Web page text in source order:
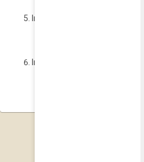
Informacja o prawie wstępu
Możliwość wstępu z
Informacje o możliwości